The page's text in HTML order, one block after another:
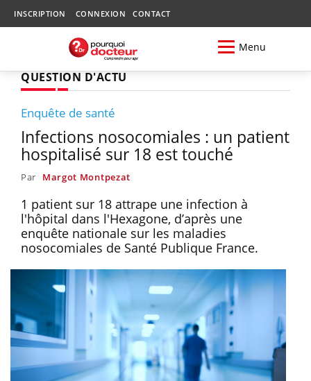
INSCRIPTION CONNEXION CONTACT
Menu
QUESTION D'ACTU
Enquête de santé
Infections nosocomiales : un patient
hospitalisé sur 18 est touché
Par Margot Montpezat
1 patient sur 18 attrape une infection à
l'hôpital dans l'Hexagone, d’après une
enquête nationale sur les maladies
nosocomiales de Santé Publique France.